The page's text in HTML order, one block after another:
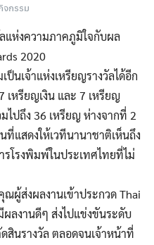
จกรรม
แห่งความภาคภูมิใจกับผล
2020
ป็นเจ้าแห่งเหรียญรางวัลได้อีก
เหรียญเงิน และ 7 เหรียญ
ไปถึง 36 เหรียญ ห่างจากที่ 2
ที่แสดงให้เวทีนานาชาติเห็นถึง
รงพิมพ์ในประเทศไทยที่ไม่
ผู้ส่งผลงานเข้าประกวด Thai
ลงานดีๆ ส่งไปแข่งขันระดับ
นรางวัล ตลอดจนเจ้าหน้าที่